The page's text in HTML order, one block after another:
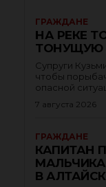
ГРАЖДАНЕ
НА РЕКЕ
ТОНУЩУЮ
Супруги
чтобы
опасной
7 августа 2026
ГРАЖДАНЕ
КАПИТАН
В